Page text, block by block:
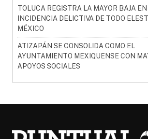
TOLUCA REGISTRA LA MAYOR BAJA EN
INCIDENCIA DELICTIVA DE TODO
MÉXICO
ATIZAPÁN SE CONSOLIDA COMO EL
AYUNTAMIENTO MEXIQUENSE CON
APOYOS SOCIALES